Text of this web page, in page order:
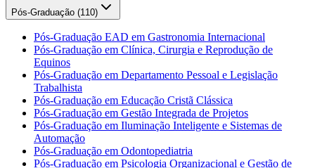
Pós-Graduação (110)
Pós-Graduação EAD em Gastronomia Internacional
Pós-Graduação em Clínica, Cirurgia e Reprodução de
Equinos
Pós-Graduação em Departamento Pessoal e Legislação
Trabalhista
Pós-Graduação em Educação Cristã Clássica
Pós-Graduação em Gestão Integrada de Projetos
Pós-Graduação em Iluminação Inteligente e Sistemas de
Automação
Pós-Graduação em Odontopediatria
Pós-Graduação em Psicologia Organizacional e Gestão de